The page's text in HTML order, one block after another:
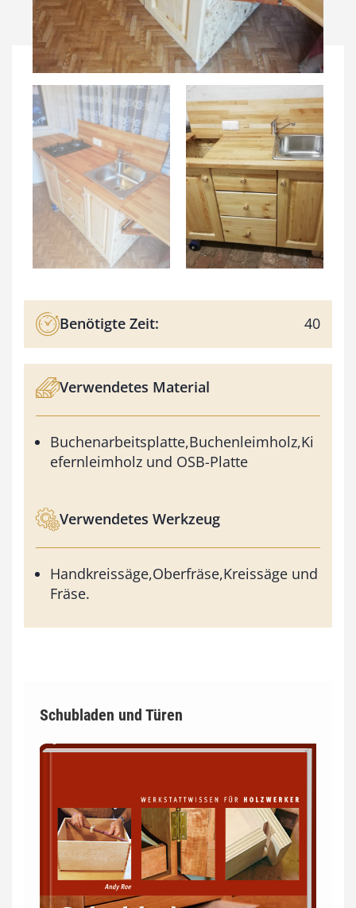
Benötigte Zeit: 40
Verwendetes Material
Buchenarbeitsplatte,Buchenleimholz,Ki
efernleimholz und OSB-Platte
Verwendetes Werkzeug
Handkreissäge,Oberfräse,Kreissäge und
Fräse.
Schubladen und Türen